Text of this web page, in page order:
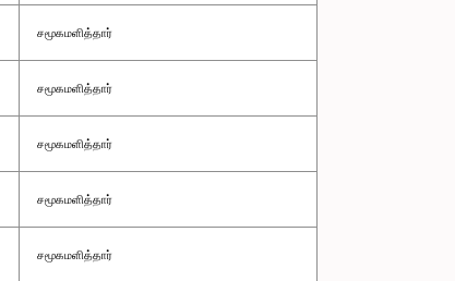
சமூகமளித்தார்
சமூகமளித்தார்
சமூகமளித்தார்
சமூகமளித்தார்
சமூகமளித்தார்